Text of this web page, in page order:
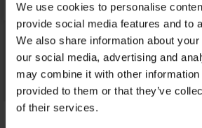
We use cookies to personalise
provide social media features and to
We also share information about
our social media, advertising and
may combine it with other information
provided to them or that they’ve
of their services.
Sale
PREMIUM